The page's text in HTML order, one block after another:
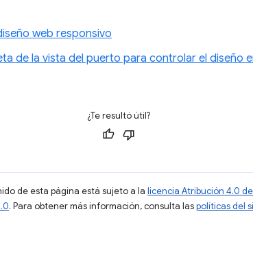
web responsivo
de la vista del puerto para controlar el diseño
¿Te resultó útil?
de esta página está sujeto a la licencia Atribución 4.0
. Para obtener más información, consulta laspolíticas del